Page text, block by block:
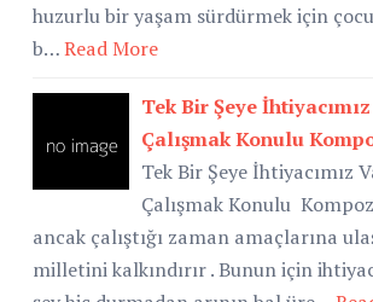
huzurlu bir yaşam sürdürmek için
b…Read More
Tek Bir Şeye
Çalışmak Konulu
Tek Bir Şeye İhtiyacımız
Çalışmak Konulu
ancak çalıştığı zaman amaçlarına
milletini kalkındırır . Bunun için